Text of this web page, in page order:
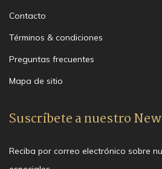
Contacto
Términos & condiciones
Preguntas frecuentes
Mapa de sitio
Suscríbete a nuestro
Reciba por correo electrónico sobre